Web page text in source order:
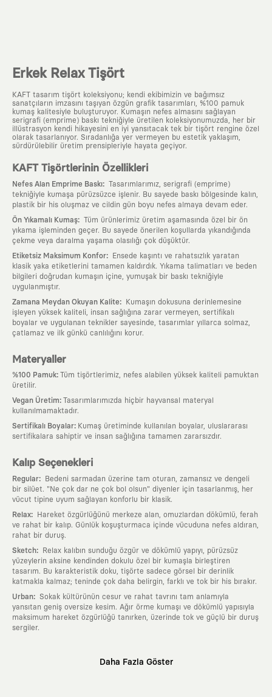
Erkek Relax Tişört
KAFT tasarım tişört koleksiyonu; kendi ekibimizin ve bağımsız
sanatçıların imzasını taşıyan özgün grafik tasarımları, %100 pamuk
kumaş kalitesiyle buluşturuyor. Kumaşın nefes almasını sağlayan
serigrafi (emprime) baskı tekniğiyle üretilen koleksiyonumuzda, her bir
illüstrasyon kendi hikayesini en iyi yansıtacak tek bir tişört rengine özel
olarak tasarlanıyor. Sıradanlığa yer vermeyen bu estetik yaklaşım,
sürdürülebilir üretim prensipleriyle hayata geçiyor.
KAFT Tişörtlerinin Özellikleri
Nefes Alan Emprime Baskı: Tasarımlarımız, serigrafi (emprime)
tekniğiyle kumaşa pürüzsüzce işlenir. Bu sayede baskı bölgesinde kalın,
plastik bir his oluşmaz ve cildin gün boyu nefes almaya devam eder.
Ön Yıkamalı Kumaş: Tüm ürünlerimiz üretim aşamasında özel bir ön
yıkama işleminden geçer. Bu sayede önerilen koşullarda yıkandığında
çekme veya daralma yaşama olasılığı çok düşüktür.
Etiketsiz Maksimum Konfor:
Ensede kaşıntı ve rahatsızlık yaratan
klasik yaka etiketlerini tamamen kaldırdık. Yıkama talimatları ve beden
bilgileri doğrudan kumaşın içine, yumuşak bir baskı tekniğiyle
uygulanmıştır.
Zamana Meydan Okuyan Kalite:
Kumaşın dokusuna derinlemesine
işleyen yüksek kaliteli, insan sağlığına zarar vermeyen, sertifikalı
boyalar ve uygulanan teknikler sayesinde, tasarımlar yıllarca solmaz,
çatlamaz ve ilk günkü canlılığını korur.
Materyaller
%100 Pamuk: Tüm tişörtlerimiz, nefes alabilen yüksek kaliteli pamuktan
üretilir.
Vegan Üretim: Tasarımlarımızda hiçbir hayvansal materyal
kullanılmamaktadır.
Sertifikalı Boyalar: Kumaş üretiminde kullanılan boyalar, uluslararası
sertifikalara sahiptir ve insan sağlığına tamamen zararsızdır.
Kalıp Seçenekleri
Regular:
Bedeni sarmadan üzerine tam oturan, zamansız ve dengeli
bir silüet. "Ne çok dar ne çok bol olsun" diyenler için tasarlanmış, her
vücut tipine uyum sağlayan konforlu bir klasik.
Relax:
Hareket özgürlüğünü merkeze alan, omuzlardan dökümlü, ferah
ve rahat bir kalıp. Günlük koşuşturmaca içinde vücuduna nefes aldıran,
rahat bir duruş.
Sketch:
Relax kalıbın sunduğu özgür ve dökümlü yapıyı, pürüzsüz
yüzeylerin aksine kendinden dokulu özel bir kumaşla birleştiren
tasarım. Bu karakteristik doku, tişörte sadece görsel bir derinlik
katmakla kalmaz; teninde çok daha belirgin, farklı ve tok bir his bırakır.
Urban: Sokak kültürünün cesur ve rahat tavrını tam anlamıyla
yansıtan geniş oversize kesim. Ağır örme kumaşı ve dökümlü yapısıyla
maksimum hareket özgürlüğü tanırken, üzerinde tok ve güçlü bir duruş
sergiler.
Daha Fazla Göster